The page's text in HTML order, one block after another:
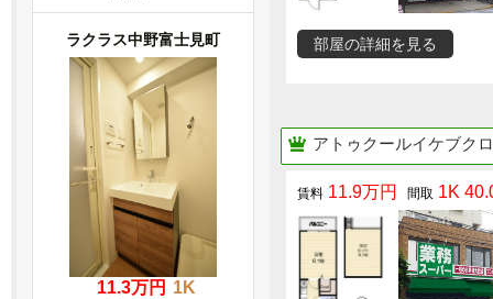
部屋の詳細を見る
アトゥクールイケブク
11.9万円 1K
ラクラス中野富士見町
11.3万円 1K